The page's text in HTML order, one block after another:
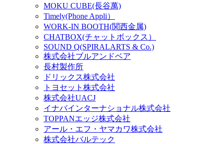
MOKU CUBE(長谷萬)
Timely(Phone Appli）
WORK-IN BOOTH(関西金属)
CHATBOX(チャットボックス）
SOUND Q(SPIRALARTS & Co.)
株式会社ブルアンドベア
長村製作所
ドリックス株式会社
‎トヨセット株式会社
株式会社UACJ
イナバインターナショナル株式会社
TOPPANエッジ株式会社
アール・エフ・ヤマカワ株式会社
株式会社バルテック